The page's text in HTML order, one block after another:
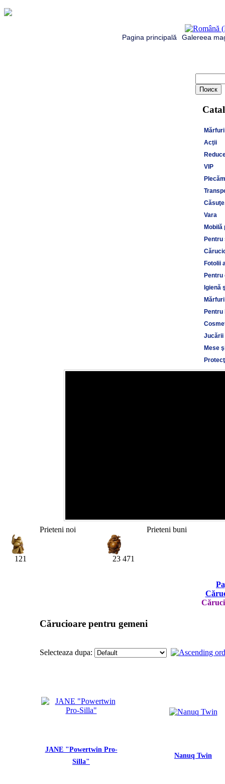
Pagina principală Galereea
Acţii
VIP
Vara
Mobilă
Pentru
Fotolii
Igienă
Pentru
Jucării
Mese
Prieteni noi
121
Prieteni buni
23 471
Cărucioare pentru gemeni
Selecteaza dupa:
JANE "Powertwin Pro-
Silla"
Nanuq Twin